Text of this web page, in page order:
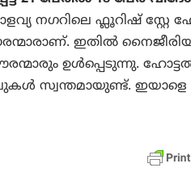
നഗറിലെ ഫ്ലൂറിഷ് സ്റ്റേ
ഇതിൽ
ഉൾപ്പെടുന്നു.
സ്വന്തമായുണ്ട്.